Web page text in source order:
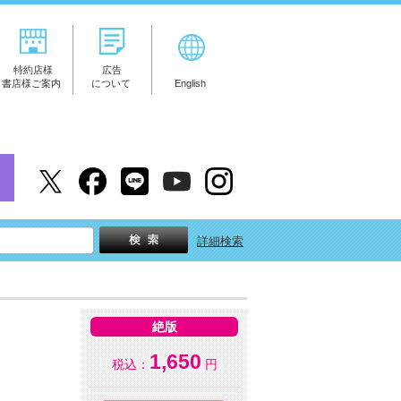
特約店様
書店様ご案内
広告
について
English
詳細検索
絶版
税込： 1,650 円